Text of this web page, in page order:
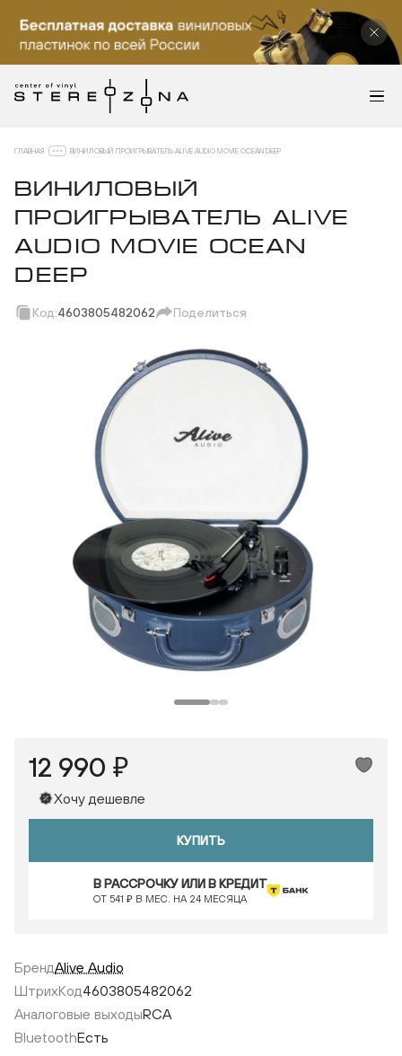
ГЛАВНАЯ ВИНИЛОВЫЙ ПРОИГРЫВАТЕЛЬ ALIVE AUDIO MOVIE OCEAN DEEP
ВИНИЛОВЫЙ
ПРОИГРЫВАТЕЛЬ ALIVE
AUDIO MOVIE OCEAN
DEEP
Код:4603805482062 Поделиться
Вотсап
Телеграм
Макс
ВКонтакте
Одноклассники
12 990 ₽
Хочу дешевле
КУПИТЬ
В РАССРОЧКУ ИЛИ В КРЕДИТ
ОТ 541 ₽ В МЕС. НА 24 МЕСЯЦА
БрендAlive Audio
ШтрихКод4603805482062
Аналоговые выходыRCA
BluetoothЕсть